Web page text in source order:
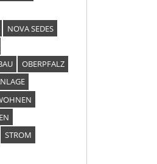
NOVA SEDES
OBERPFALZ
STROM